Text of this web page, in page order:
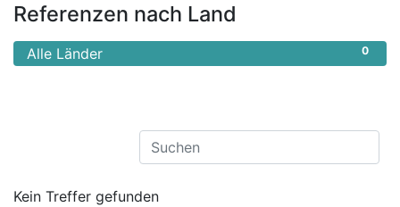
Referenzen nach Land
0
Alle Länder
Kein Treffer gefunden